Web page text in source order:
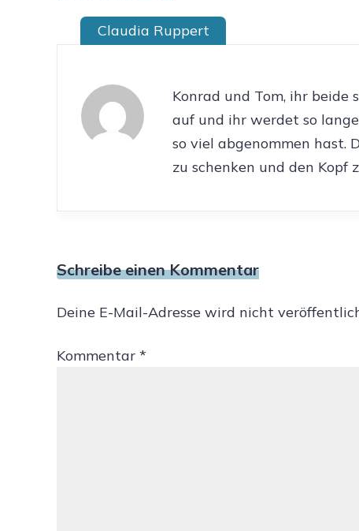
Claudia Ruppert
Konrad und Tom, ihr beide
auf und ihr werdet so
so viel abgenommen hast.
zu schenken und den
Schreibe einen Kommentar
Deine E-Mail-Adresse wird nicht
Kommentar *